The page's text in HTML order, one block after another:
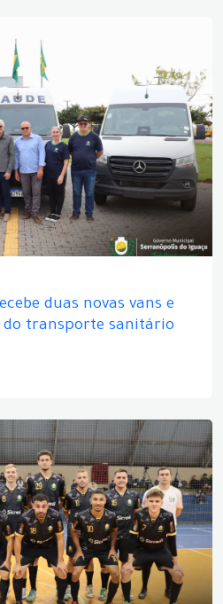
duas novas vans e
do transporte sanitário